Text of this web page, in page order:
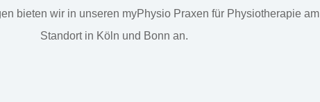
bieten wir in unseren myPhysio Praxen für Physiotherapie am
Standort in Köln und Bonn an.